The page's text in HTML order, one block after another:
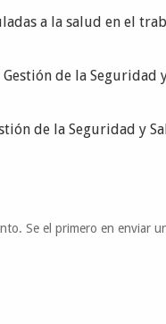
a la salud en el
de la Seguridad
de la Seguridad y
Se el primero en enviar